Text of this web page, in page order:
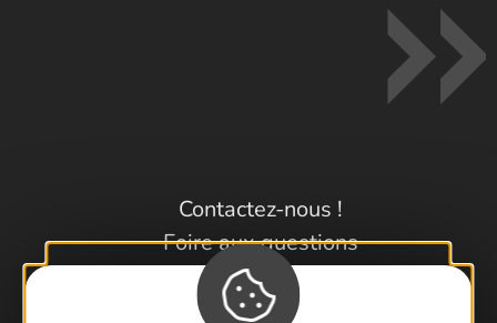
Contactez-nous !
Foire aux questions
Brochures
Cartoguides et Topoguides